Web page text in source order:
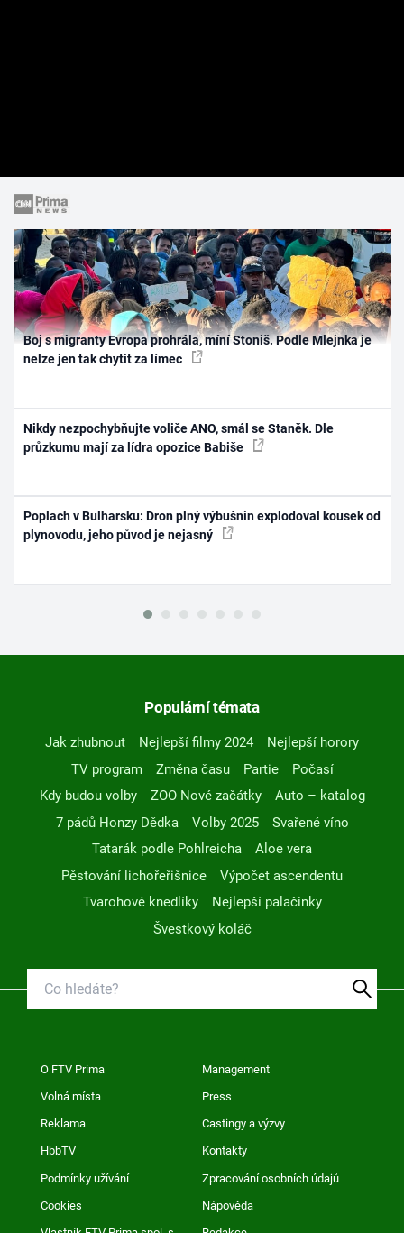
Boj s migranty Evropa prohrála, míní Stoniš. Podle Mlejnka je
nelze jen tak chytit za límec
Nikdy nezpochybňujte voliče ANO, smál se Staněk. Dle
průzkumu mají za lídra opozice Babiše
Poplach v Bulharsku: Dron plný výbušnin explodoval kousek od
plynovodu, jeho původ je nejasný
Populární témata
Jak zhubnout Nejlepší filmy 2024
Nejlepší horory
TV program
Změna času Partie
Počasí
Kdy budou volby
ZOO Nové začátky
Auto – katalog
7 pádů Honzy Dědka
Volby 2025
Svařené víno
Tatarák podle Pohlreicha
Aloe vera
Pěstování lichořeřišnice
Výpočet ascendentu
Tvarohové knedlíky
Nejlepší palačinky
Švestkový koláč
O FTV Prima Management
Volná místa Press
Reklama Castingy a výzvy
HbbTV Kontakty
Podmínky užívání Zpracování osobních údajů
Cookies Nápověda